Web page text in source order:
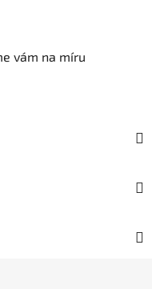
vám na míru